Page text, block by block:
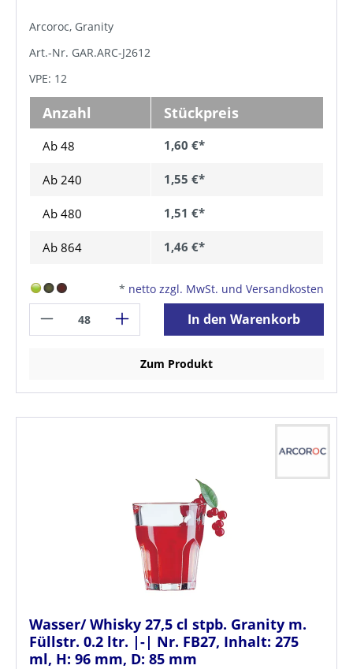
Arcoroc, Granity
Art.-Nr. GAR.ARC-J2612
VPE: 12
Anzahl Stückpreis
Ab 48 1,60 €*
Ab 240 1,55 €*
Ab 480 1,51 €*
Ab 864 1,46 €*
* netto zzgl. MwSt. und Versandkosten
In den Warenkorb
Zum Produkt
Wasser/ Whisky 27,5 cl stpb. Granity m.
Füllstr. 0.2 ltr. |-| Nr. FB27, Inhalt: 275
ml, H: 96 mm, D: 85 mm